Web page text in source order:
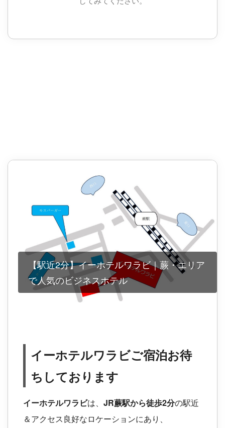
【駅近2分】イーホテルワラビ｜蕨・エリア
で人気のビジネスホテル
イーホテルワラビご宿泊お待
ちしております
イーホテルワラビは、 JR蕨駅から徒歩2分の駅近
＆アクセス良好なロケーションにあり、